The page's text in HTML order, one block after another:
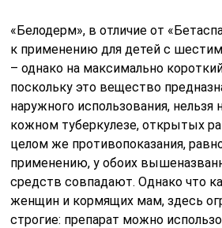
«Белодерм», в отличие от
к применению для детей с
– однако на максимально
поскольку это вещество
наружного использования, нельзя
кожном туберкулезе, открытых
целом же противопоказания,
применению, у обоих
средств совпадают. Однако что
женщин и кормящих мам, здесь
строгие: препарат можно